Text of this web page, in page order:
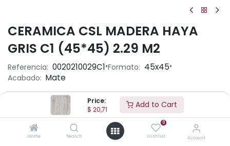
Price:
$ 20,71 Add to Cart
Home Search
0
Wishlist Account
CERAMICA CSL MADERA HAYA
GRIS C1 (45*45) 2.29 M2
Referencia: 0020210029C1•Formato: 45x45•
Acabado: Mate